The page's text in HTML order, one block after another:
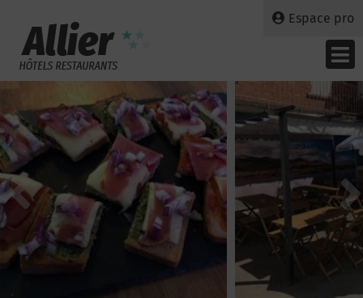
Espace pro